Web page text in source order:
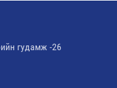
гудамж -26